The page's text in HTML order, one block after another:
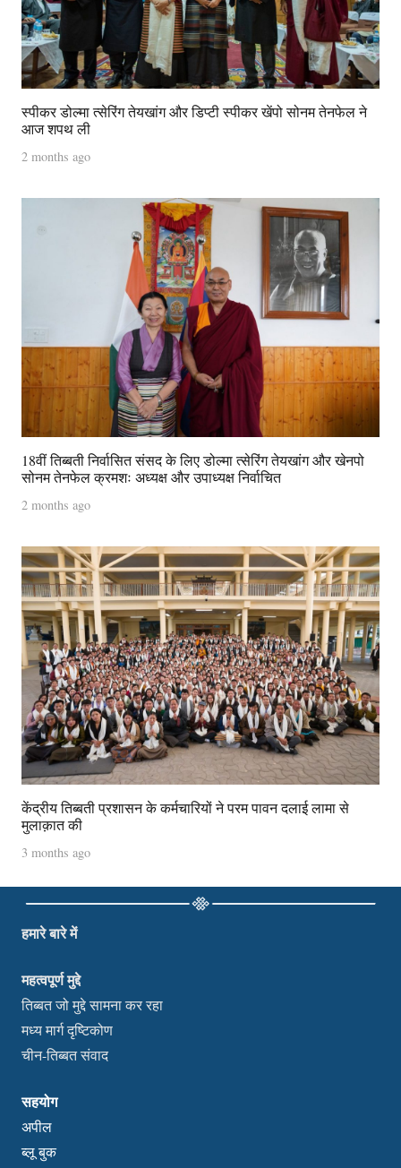
स्पीकर डोल्मा त्सेरिंग तेयखांग और डिप्टी स्पीकर खेंपो सोनम तेनफेल ने
आज शपथ ली
2 months ago
18वीं तिब्बती निर्वासित संसद के लिए डोल्मा त्सेरिंग तेयखांग और खेनपो
सोनम तेनफेल क्रमशः अध्यक्ष और उपाध्यक्ष निर्वाचित
2 months ago
केंद्रीय तिब्बती प्रशासन के कर्मचारियों ने परम पावन दलाई लामा से
मुलाक़ात की
3 months ago
हमारे बारे में
महत्वपूर्ण मुद्दे
तिब्बत जो मुद्दे सामना कर रहा
मध्य मार्ग दृष्टिकोण
चीन-तिब्बत संवाद
सहयोग
अपील
ब्लू बुक